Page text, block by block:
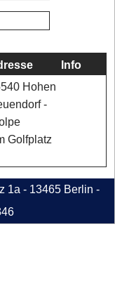
Info
Hohen
-
Golfplatz
1a - 13465 Berlin -